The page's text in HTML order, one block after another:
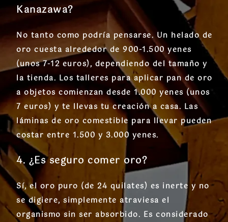
Kanazawa?
No tanto como podría pensarse. Un helado de
oro cuesta alrededor de 900-1.500 yenes
(unos 7-12 euros), dependiendo del tamaño y
la tienda. Los talleres para aplicar pan de oro
a objetos comienzan desde 1.000 yenes (unos
7 euros) y te llevas tu creación a casa. Las
láminas de oro comestible para llevar pueden
costar entre 1.500 y 3.000 yenes.
4. ¿Es seguro comer oro?
Sí, el oro puro (de 24 quilates) es inerte y no
se digiere, simplemente atraviesa el
organismo sin ser absorbido. Es considerado